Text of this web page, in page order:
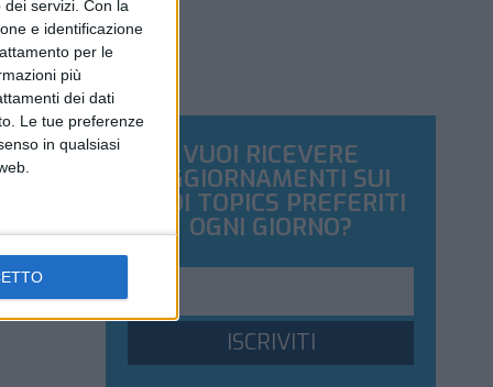
servizi. Con la
e identificazione
per le
più
dei dati
Le tue preferenze
in qualsiasi
VUOI RICEVERE
AGGIORNAMENTI SUI
TUOI TOPICS PREFERITI
OGNI GIORNO?
ISCRIVITI